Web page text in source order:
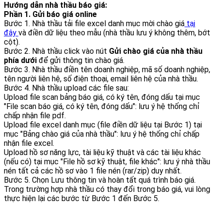
Hướng dẫn nhà thầu báo giá:
Phần 1. Gửi báo giá online
Bước 1. Nhà thầu tải file excel danh mục mời chào giá tại
đây và điền dữ liệu theo mẫu (nhà thầu lưu ý không thêm, bớt
cột).
Bước 2. Nhà thầu click vào nút Gửi chào giá của nhà thầu
phía dưới để gửi thông tin chào giá.
Bước 3. Nhà thầu điền tên doanh nghiệp, mã số doanh nghiệp,
tên người liên hệ, số điện thoại, email liên hệ của nhà thầu.
Bước 4. Nhà thầu upload các file sau:
Upload file scan bảng báo giá, có ký tên, đóng dấu tại mục
"File scan báo giá, có ký tên, đóng dấu": lưu ý hệ thống chỉ
chấp nhận file pdf.
Upload file excel danh mục (file điền dữ liệu tại Bước 1) tại
mục "Bảng chào giá của nhà thầu": lưu ý hệ thống chỉ chấp
nhận file excel.
Upload hồ sơ năng lực, tài liệu kỹ thuật và các tài liệu khác
(nếu có) tại mục "File hồ sơ kỹ thuật, file khác": lưu ý nhà thầu
nén tất cả các hồ sơ vào 1 file nén (rar/zip) duy nhất.
Bước 5. Chọn Lưu thông tin và hoàn tất quá trình báo giá.
Trong trường hợp nhà thầu có thay đổi trong báo giá, vui lòng
thực hiện lại các bước từ Bước 1 đến Bước 5.